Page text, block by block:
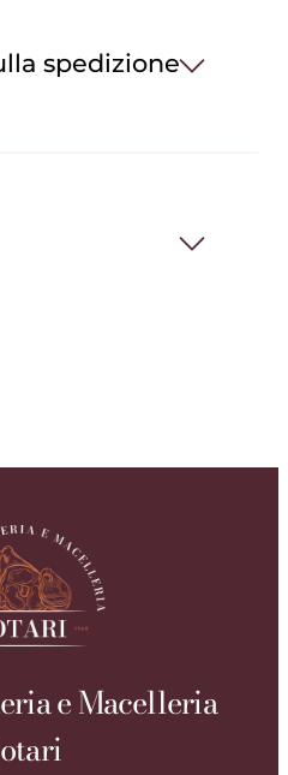
spedizione
e Macelleria